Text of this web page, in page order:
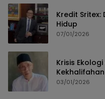
Kredit Sritex:
Hidup
07/01/2026
Krisis
03/01/2026